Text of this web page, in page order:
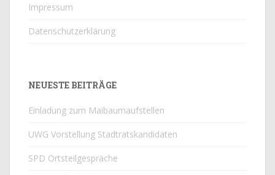
Impressum
Datenschutzerklärung
NEUESTE BEITRÄGE
Einladung zum Maibaumaufstellen
UWG Vorstellung Stadtratskandidaten
SPD Ortsteilgespräche